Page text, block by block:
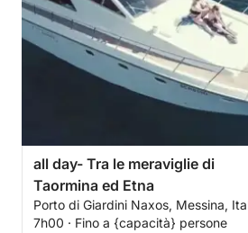
all day- Tra le meraviglie di
Taormina ed Etna
Porto di Giardini Naxos, Messina,
7h00 · Fino a {capacità} persone